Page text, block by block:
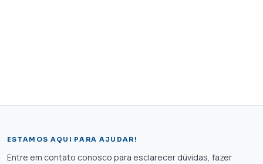
ESTAMOS AQUI PARA AJUDAR!
Entre em contato conosco para esclarecer dúvidas, fazer